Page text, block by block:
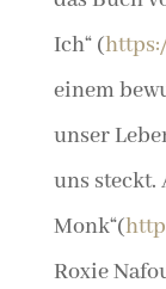
Ich“ (
einem
unser
uns steckt.
Monk“(
Roxie